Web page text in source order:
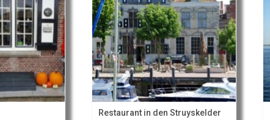
Restaurant in den Struyskelder